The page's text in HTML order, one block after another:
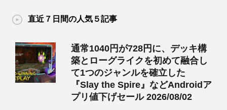
直近７日間の人気５記事
通常1040円が728円に、デッキ構
築とローグライクを初めて融合し
て1つのジャンルを確立した
『Slay the Spire』などAndroidア
プリ値下げセール 2026/08/02